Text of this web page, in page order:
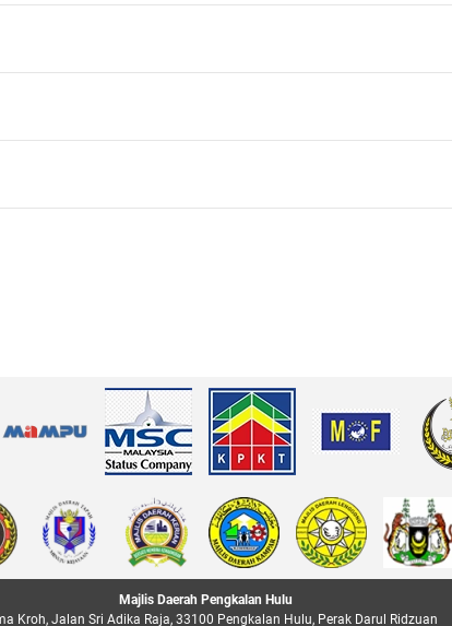
Majlis Daerah Pengkalan Hulu
Kroh, Jalan Sri Adika Raja, 33100 Pengkalan Hulu, Perak Darul Ridzuan